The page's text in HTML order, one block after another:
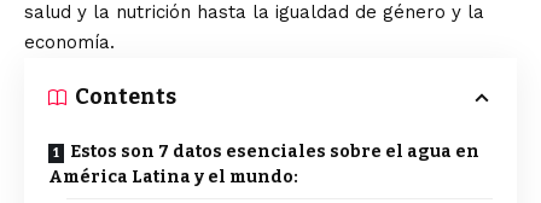
salud y la nutrición hasta la igualdad de género y la
economía.
Contents
Estos son 7 datos esenciales sobre el agua en
América Latina y el mundo: